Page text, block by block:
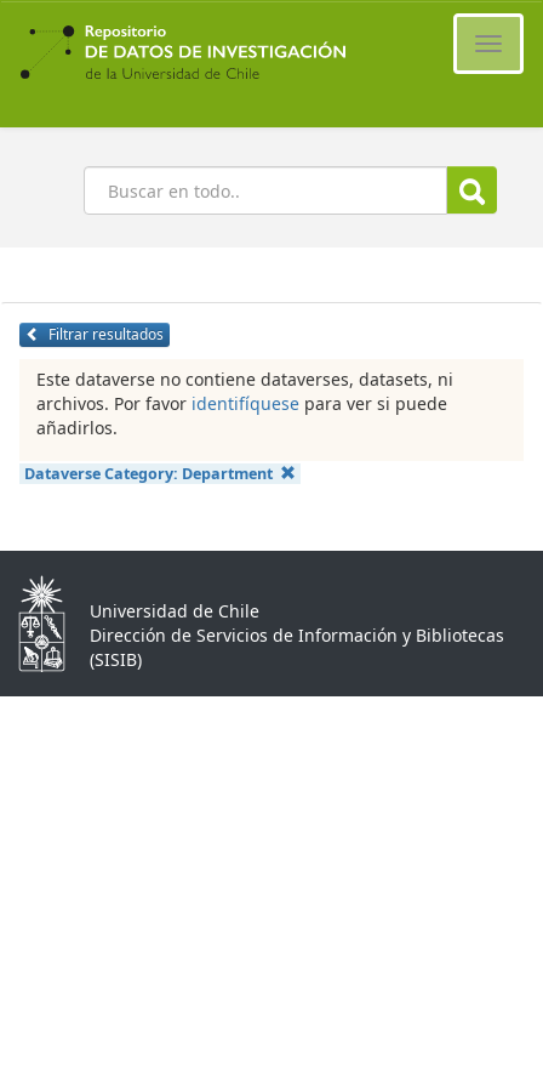
Ir
contenido
principal
Buscar
Filtrar resultados
Este dataverse no contiene dataverses, datasets, ni
archivos. Por favor identifíquese para ver si puede
añadirlos.
Dataverse Category: Department
Universidad de Chile
Dirección de Servicios de Información y Bibliotecas
(SISIB)